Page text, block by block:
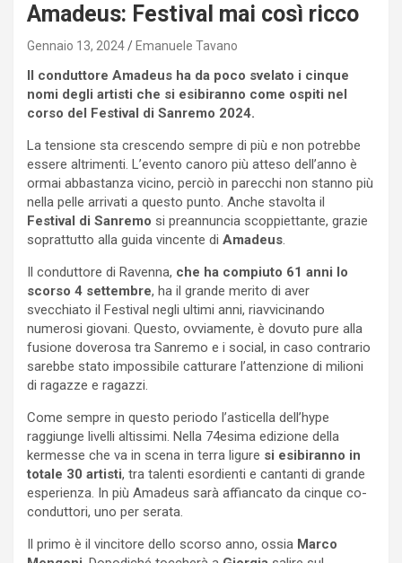
Amadeus: Festival mai così ricco
Gennaio 13, 2024 Emanuele Tavano
Il conduttore Amadeus ha da poco svelato i cinque
nomi degli artisti che si esibiranno come ospiti nel
corso del Festival di Sanremo 2024.
La tensione sta crescendo sempre di più e non potrebbe
essere altrimenti. L’evento canoro più atteso dell’anno è
ormai abbastanza vicino, perciò in parecchi non stanno più
nella pelle arrivati a questo punto. Anche stavolta il
Festival di Sanremo si preannuncia scoppiettante, grazie
soprattutto alla guida vincente di Amadeus.
Il conduttore di Ravenna, che ha compiuto 61 anni lo
scorso 4 settembre, ha il grande merito di aver
svecchiato il Festival negli ultimi anni, riavvicinando
numerosi giovani. Questo, ovviamente, è dovuto pure alla
fusione doverosa tra Sanremo e i social, in caso contrario
sarebbe stato impossibile catturare l’attenzione di milioni
di ragazze e ragazzi.
Come sempre in questo periodo l’asticella dell’hype
raggiunge livelli altissimi. Nella 74esima edizione della
kermesse che va in scena in terra ligure si esibiranno in
totale 30 artisti, tra talenti esordienti e cantanti di grande
esperienza. In più Amadeus sarà affiancato da cinque co-
conduttori, uno per serata.
Il primo è il vincitore dello scorso anno, ossia Marco